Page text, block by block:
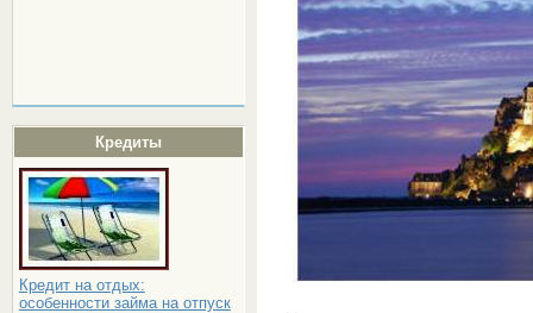
Кредиты
Кредит на отдых:
особенности займа на отпуск